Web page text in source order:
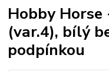
Hobby Horse
(var.4), bílý
podpínkou